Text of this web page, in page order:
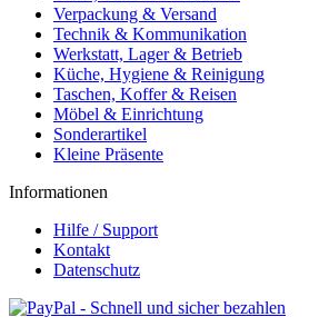
Verpackung & Versand
Technik & Kommunikation
Werkstatt, Lager & Betrieb
Küche, Hygiene & Reinigung
Taschen, Koffer & Reisen
Möbel & Einrichtung
Sonderartikel
Kleine Präsente
Informationen
Hilfe / Support
Kontakt
Datenschutz